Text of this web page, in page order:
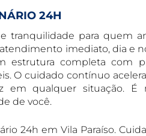
24H
tranquilidade para quem
imediato, dia e
estrutura completa com
O cuidado contínuo
em qualquer situação. É
de você.
24h em Vila Paraíso.